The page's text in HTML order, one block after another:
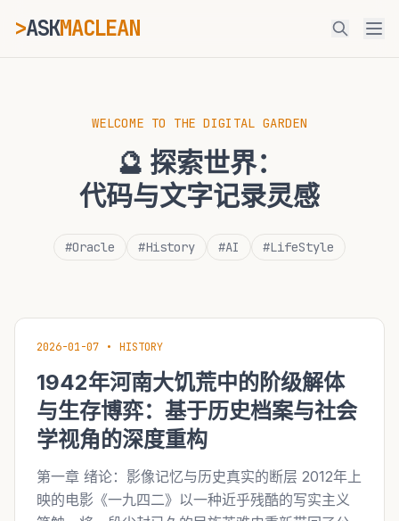
>ASKMACLEAN_
Ctrl+K
WELCOME TO THE DIGITAL GARDEN
🔮 探索世界：
代码与文字记录灵感
#Oracle #History #AI #LifeStyle
2026-01-07 • HISTORY
1942年河南大饥荒中的阶级解体
与生存博弈：基于历史档案与社会
学视角的深度重构
第一章 绪论：影像记忆与历史真实的断层 2012年上
映的电影《一九四二》以一种近乎残酷的写实主义